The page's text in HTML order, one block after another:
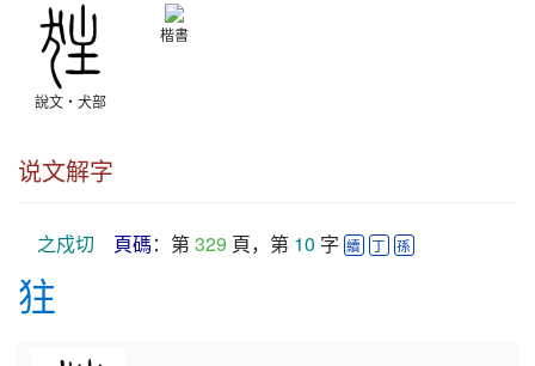
說文‧犬部
楷書
说文解字
之戍切 頁碼：第 329 頁，第 10 字 續 丁 孫
㹥